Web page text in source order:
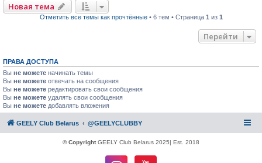
Новая тема
Отметить все темы как прочтённые• 6 тем • Страница 1 из 1
Перейти
ПРАВА ДОСТУПА
Вы не можете начинать темы
Вы не можете отвечать на сообщения
Вы не можете редактировать свои сообщения
Вы не можете удалять свои сообщения
Вы не можете добавлять вложения
GEELY Club Belarus @GEELYCLUBBY
© CopyrightGEELY Club Belarus 2025| Est. 2018